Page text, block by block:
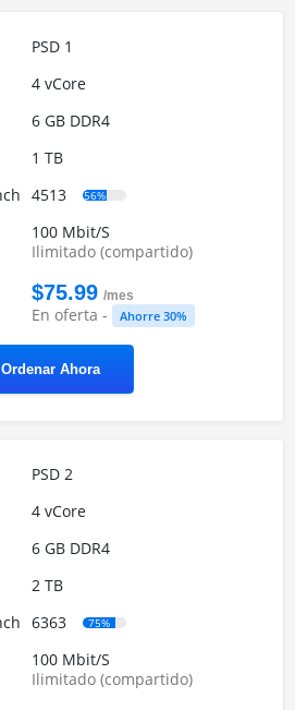
PSD 1
4 vCore
6 GB DDR4
1 TB
4513
56%
100 Mbit/S
Ilimitado (compartido)
$75.99 /mes
En oferta - Ahorre 30%
Ordenar Ahora
PSD 2
4 vCore
6 GB DDR4
2 TB
6363
75%
100 Mbit/S
Ilimitado (compartido)